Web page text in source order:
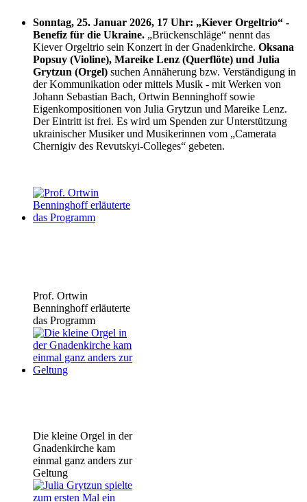
Sonntag, 25. Januar 2026, 17 Uhr: „Kiever Orgeltrio“ -
Benefiz für die Ukraine. „Brückenschläge“ nennt das
Kiever Orgeltrio sein Konzert in der Gnadenkirche. Oksana
Popsuy (Violine), Mareike Lenz (Querflöte) und Julia
Grytzun (Orgel) suchen Annäherung bzw. Verständigung in
der Kommunikation oder mittels Musik - mit Werken von
Johann Sebastian Bach, Ortwin Benninghoff sowie
Eigenkompositionen von Julia Grytzun und Mareike Lenz.
Der Eintritt ist frei. Es wird um Spenden zur Unterstützung
ukrainischer Musiker und Musikerinnen vom „Camerata
Chernigiv des Revutskyi-Colleges“ gebeten.
Prof. Ortwin
Benninghoff erläuterte
das Programm
Die kleine Orgel in der
Gnadenkirche kam
einmal ganz anders zur
Geltung